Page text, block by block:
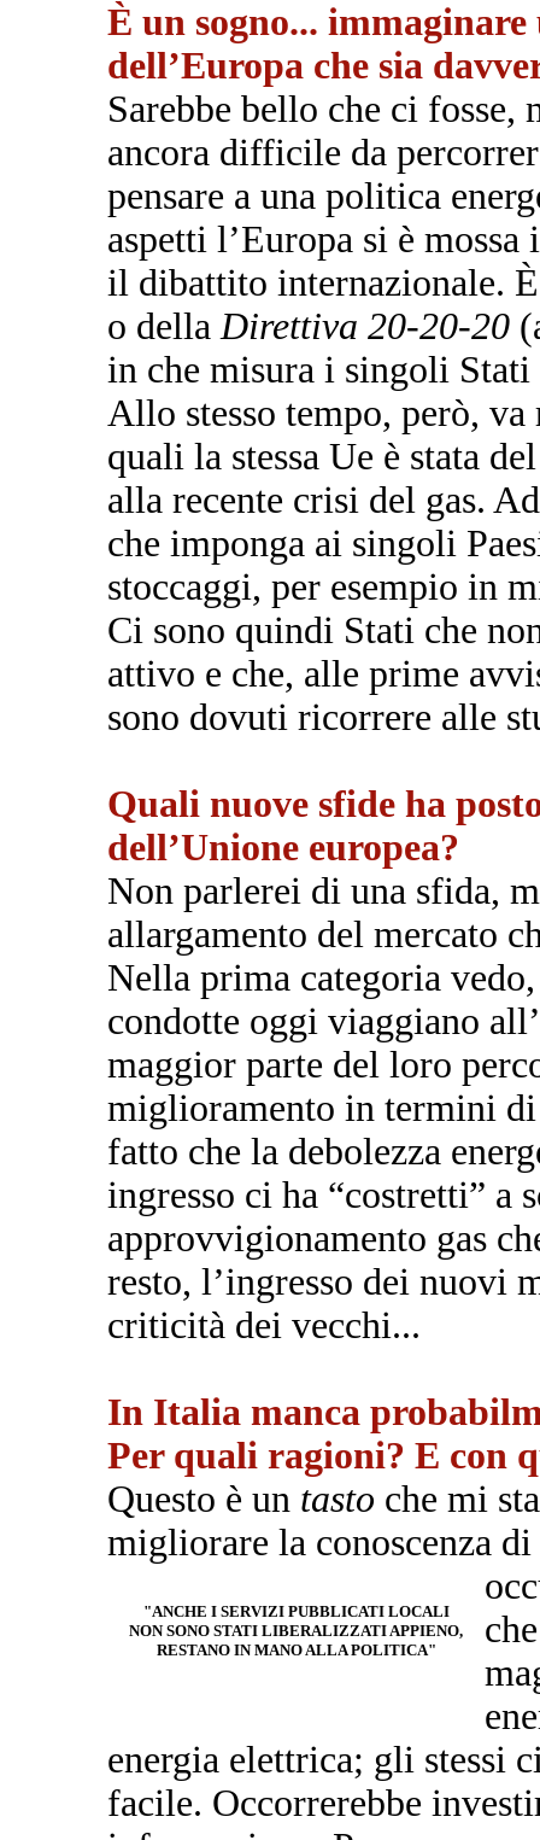
È un sogno...
dell’Europa che sia
Sarebbe bello che ci fosse,
ancora difficile da
pensare a una politica
aspetti l’Europa si è
il dibattito internazionale.
o dellaDirettiva 20-20-20
in che misura i singoli
Allo stesso tempo, però,
quali la stessa Ue è stata
alla recente crisi del gas.
che imponga ai singoli
stoccaggi, per esempio in
Ci sono quindi Stati che
attivo e che, alle prime
sono dovuti ricorrere alle
Quali nuove sfide ha
dell’Unione europea?
Non parlerei di una sfida,
allargamento del mercato
Nella prima categoria
condotte oggi viaggiano
maggior parte del loro
miglioramento in termini
fatto che la debolezza
ingresso ci ha “costretti”
approvvigionamento gas
resto, l’ingresso dei nuovi
criticità dei vecchi...
In Italia manca
Per quali ragioni? E con
Questo è un tasto che mi
migliorare la conoscenza
"ANCHE I SERVIZI PUBBLICATI LOCALI
NON SONO STATI LIBERALIZZATI APPIENO,
RESTANO IN MANO ALLA POLITICA"
energia elettrica; gli stessi
facile. Occorrerebbe